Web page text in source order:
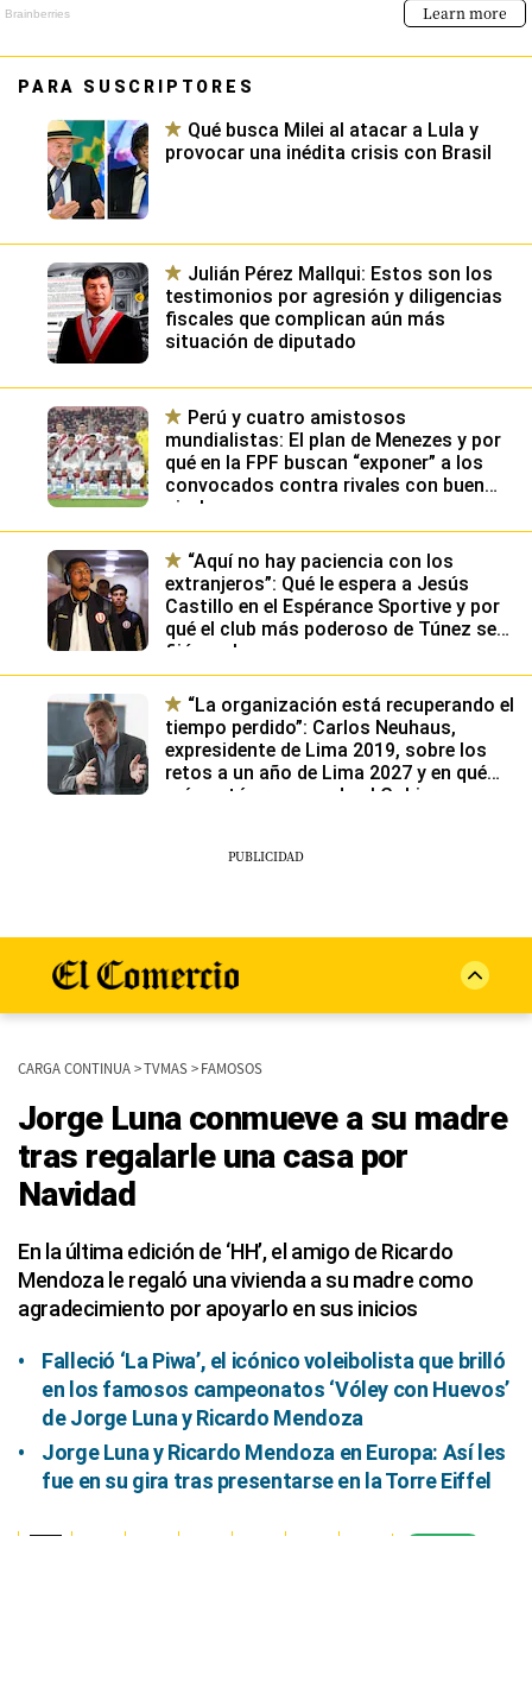
PARA SUSCRIPTORES
Qué busca Milei al atacar a Lula y
provocar una inédita crisis con Brasil
Julián Pérez Mallqui: Estos son los
testimonios por agresión y diligencias
fiscales que complican aún más
situación de diputado
Perú y cuatro amistosos
mundialistas: El plan de Menezes y por
qué en la FPF buscan “exponer” a los
convocados contra rivales con buen
nivel
“Aquí no hay paciencia con los
extranjeros”: Qué le espera a Jesús
Castillo en el Espérance Sportive y por
qué el club más poderoso de Túnez se
fijó en el peruano
“La organización está recuperando el
tiempo perdido”: Carlos Neuhaus,
expresidente de Lima 2019, sobre los
retos a un año de Lima 2027 y en qué
más está preocupado el Gobierno